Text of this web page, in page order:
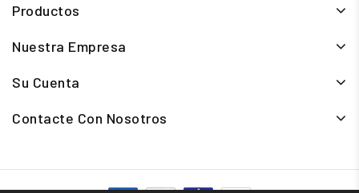
Productos
Nuestra Empresa
Su Cuenta
Contacte Con Nosotros